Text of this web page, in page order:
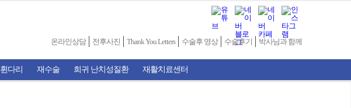
온라인상담 전후사진 Thank You Letters 수술후 영상 수술후기 박사님과 함께
휜다리 재수술 희귀 난치성질환 재활치료센터